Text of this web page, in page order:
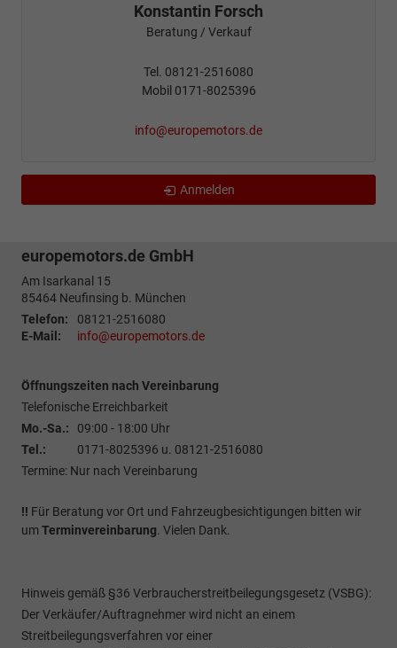
Konstantin Forsch
Beratung / Verkauf
Tel. 08121-2516080
Mobil 0171-8025396
info@europemotors.de
Anmelden
europemotors.de GmbH
Am Isarkanal 15
85464 Neufinsing b. München
Telefon:
08121-2516080
E-Mail:
info@europemotors.de
Öffnungszeiten nach Vereinbarung
Telefonische Erreichbarkeit
Mo.-Sa.:
09:00 - 18:00 Uhr
Tel.:
0171-8025396 u. 08121-2516080
Termine: Nur nach Vereinbarung
!! Für Beratung vor Ort und Fahrzeugbesichtigungen bitten wir
umTerminvereinbarung. Vielen Dank.
Hinweis gemäß §36 Verbraucherstreitbeilegungsgesetz (VSBG):
Der Verkäufer/Auftragnehmer wird nicht an einem
Streitbeilegungsverfahren vor einer